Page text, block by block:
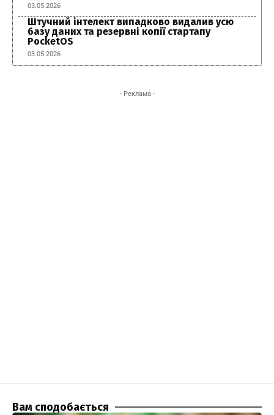
03.05.2026
Штучний інтелект випадково видалив усю
базу даних та резервні копії стартапу
PocketOS
03.05.2026
- Реклама -
Вам сподобається